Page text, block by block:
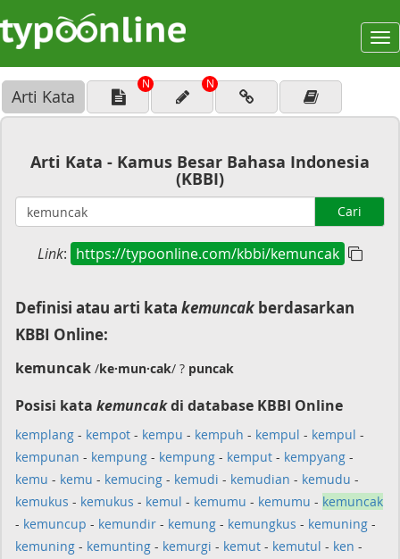
Arti Kata
N N
Arti Kata - Kamus Besar Bahasa Indonesia
(KBBI)
Cari
Link: https://typoonline.com/kbbi/kemuncak
Definisi atau arti kata kemuncakberdasarkan
KBBI Online:
kemuncak /ke·mun·cak/ ? puncak
Posisi kata kemuncakdi database KBBI Online
kemplang - kempot - kempu - kempuh - kempul - kempul -
kempunan - kempung - kempung - kemput - kempyang -
kemu - kemu - kemucing - kemudi - kemudian - kemudu -
kemukus - kemukus - kemul - kemumu - kemumu - kemuncak
- kemuncup - kemundir - kemung - kemungkus - kemuning -
kemuning - kemunting - kemurgi - kemut - kemutul - ken -